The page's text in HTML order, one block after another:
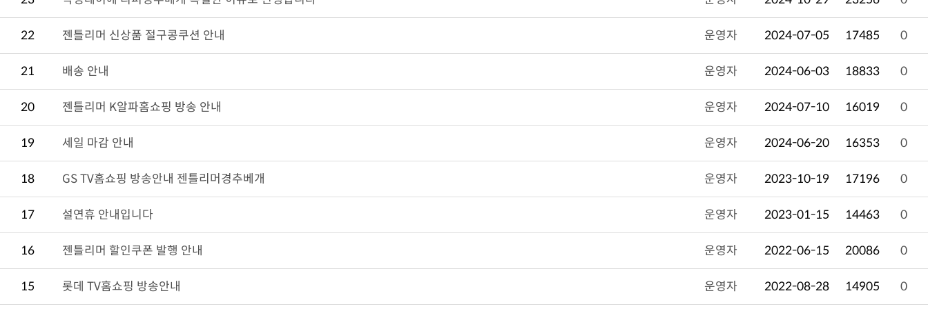
22 젠틀리머 신상품 절구콩쿠션 안내 운영자 2024-07-05 17485 0
21 배송 안내 운영자 2024-06-03 18833 0
20 젠틀리머 K알파홈쇼핑 방송 안내 운영자 2024-07-10 16019 0
19 세일 마감 안내 운영자 2024-06-20 16353 0
18 GS TV홈쇼핑 방송안내 젠틀리머경추베개 운영자 2023-10-19 17196 0
17 설연휴 안내입니다 운영자 2023-01-15 14463 0
16 젠틀리머 할인쿠폰 발행 안내 운영자 2022-06-15 20086 0
15 롯데 TV홈쇼핑 방송안내 운영자 2022-08-28 14905 0